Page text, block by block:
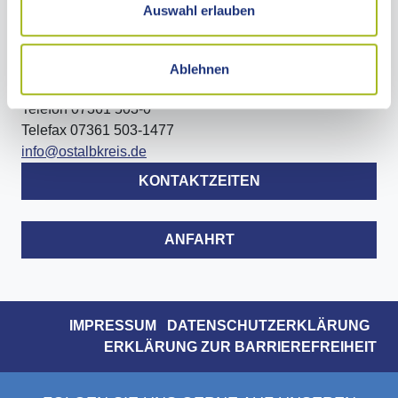
Auswahl erlauben
Ablehnen
Telefon 07361 503-0
Telefax 07361 503-1477
info@ostalbkreis.de
KONTAKTZEITEN
ANFAHRT
IMPRESSUM
DATENSCHUTZERKLÄRUNG
ERKLÄRUNG ZUR BARRIEREFREIHEIT